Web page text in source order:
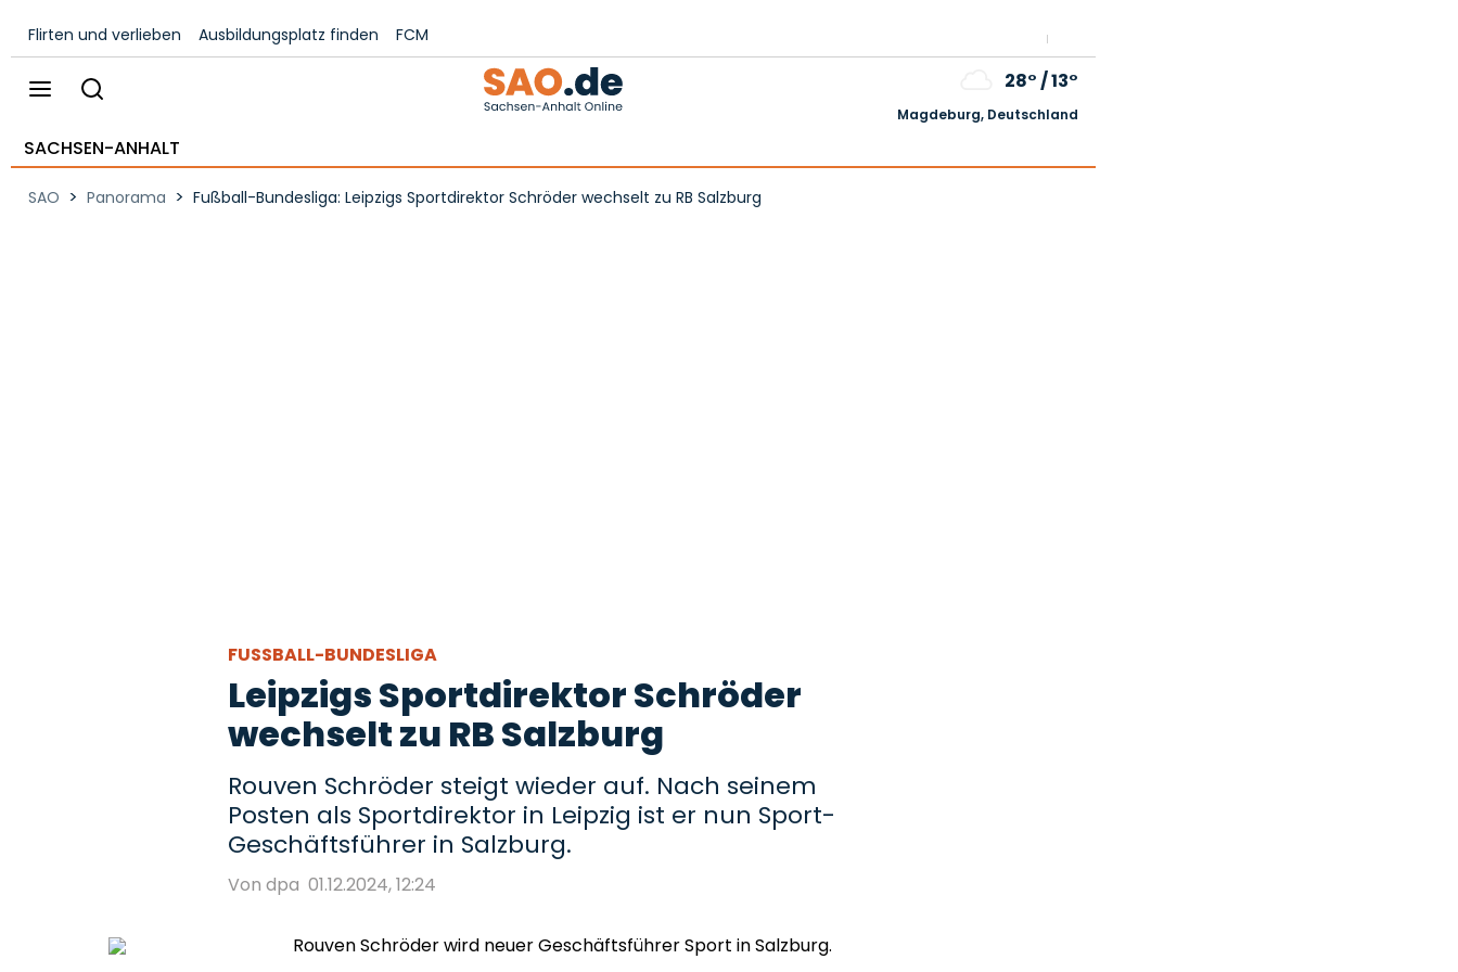
Flirten und verlieben Ausbildungsplatz finden FCM
28°/13°
Magdeburg, Deutschland
SACHSEN-ANHALT
SAO > Panorama > Fußball-Bundesliga: Leipzigs Sportdirektor Schröder wechselt zu RB Salzburg
FUSSBALL-BUNDESLIGA
Leipzigs Sportdirektor Schröder
wechselt zu RB Salzburg
Rouven Schröder steigt wieder auf. Nach seinem
Posten als Sportdirektor in Leipzig ist er nun Sport-
Geschäftsführer in Salzburg.
Von dpa 01.12.2024, 12:24